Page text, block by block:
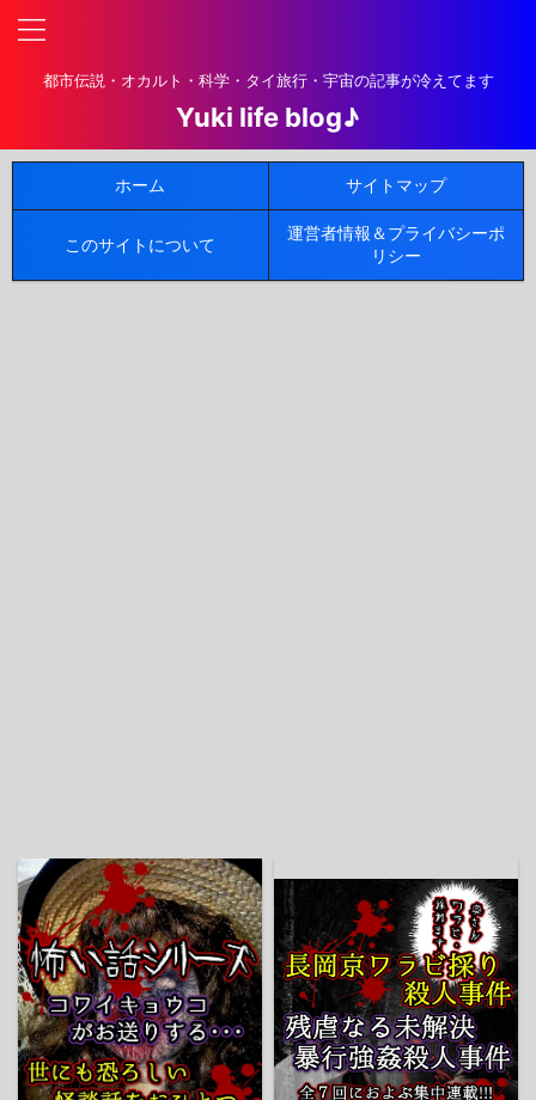
都市伝説・オカルト・科学・タイ旅行・宇宙の記事が冷えてます
Yuki life blog♪
ホーム サイトマップ
このサイトについて
運営者情報＆プライバシーポ
リシー